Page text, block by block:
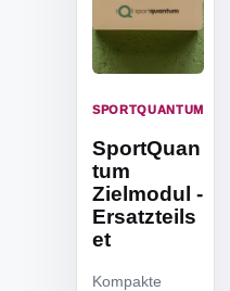
SPORTQUANTUM
SportQuan
tum
Zielmodul -
Ersatzteils
et
Kompakte